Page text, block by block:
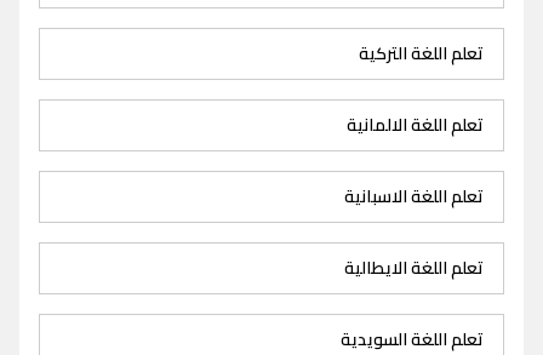
تعلم اللغة التركية
تعلم اللغة الالمانية
تعلم اللغة الاسبانية
تعلم اللغة الايطالية
تعلم اللغة السويدية